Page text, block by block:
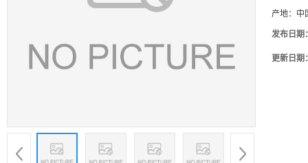
产地： 中
发布日期
更新日期